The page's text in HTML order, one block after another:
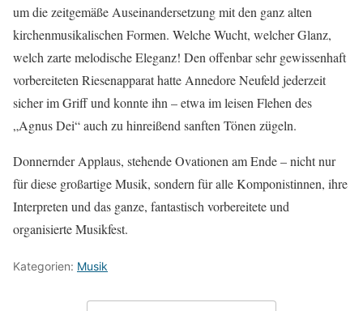
um die zeitgemäße Auseinandersetzung mit den ganz alten
kirchenmusikalischen Formen. Welche Wucht, welcher Glanz,
welch zarte melodische Eleganz! Den offenbar sehr gewissenhaft
vorbereiteten Riesenapparat hatte Annedore Neufeld jederzeit
sicher im Griff und konnte ihn – etwa im leisen Flehen des
„Agnus Dei“ auch zu hinreißend sanften Tönen zügeln.
Donnernder Applaus, stehende Ovationen am Ende – nicht nur
für diese großartige Musik, sondern für alle Komponistinnen, ihre
Interpreten und das ganze, fantastisch vorbereitete und
organisierte Musikfest.
Kategorien: Musik